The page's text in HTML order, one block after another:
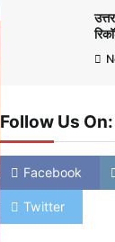
Follow Us On:
Facebook
Twitter